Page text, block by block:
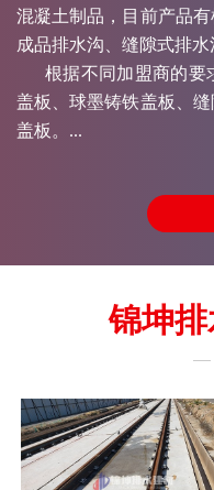
混凝土制品，目前产品有
成品排水沟、缝隙式排水
根据不同加盟商的要
盖板、球墨铸铁盖板、
盖板。...
锦坤